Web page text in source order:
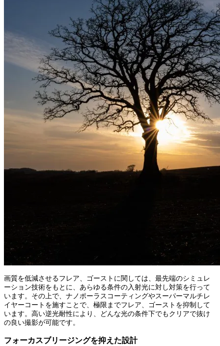
画質を低減させるフレア、ゴーストに関しては、最先端のシミュレ
ーション技術をもとに、あらゆる条件の入射光に対し対策を行って
います。その上で、ナノポーラスコーティングやスーパーマルチレ
イヤーコートを施すことで、極限までフレア、ゴーストを抑制して
います。高い逆光耐性により、どんな光の条件下でもクリアで抜け
の良い撮影が可能です。
フォーカスブリージングを抑えた設計